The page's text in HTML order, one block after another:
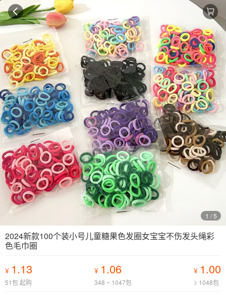
1 / 5
2024新款100个装小号儿童糖果色发圈女宝宝不伤发头绳彩
色毛巾圈
¥ 1.13
51包 起购
¥ 1.06
348 ~ 1047包
¥ 1.00
≥ 1048包